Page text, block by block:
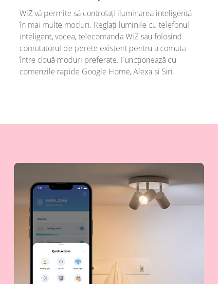
WiZ vă permite să controlați iluminarea inteligentă
în mai multe moduri. Reglați luminile cu telefonul
inteligent, vocea, telecomanda WiZ sau folosind
comutatorul de perete existent pentru a comuta
între două moduri preferate. Funcționează cu
comenzile rapide Google Home, Alexa și Siri.